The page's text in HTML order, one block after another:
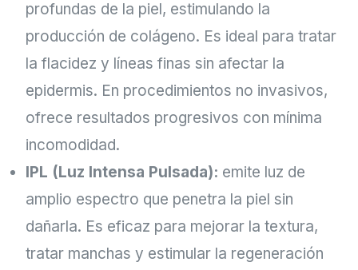
profundas de la piel, estimulando la
producción de colágeno. Es ideal para tratar
la flacidez y líneas finas sin afectar la
epidermis. En procedimientos no invasivos,
ofrece resultados progresivos con mínima
incomodidad.
IPL (Luz Intensa Pulsada): emite luz de
amplio espectro que penetra la piel sin
dañarla. Es eficaz para mejorar la textura,
tratar manchas y estimular la regeneración